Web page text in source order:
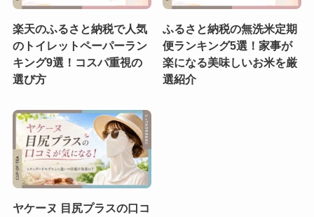
楽天のふるさと納税で人気
のトイレットペーパーラン
キング9選！コスパ重視の
選び方
ふるさと納税の無洗米定期
便ランキング5選！家事が
楽になる美味しいお米を厳
選紹介
ヤケーヌ 目尻プラスの口コ